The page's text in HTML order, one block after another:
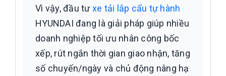
Vì vậy, đầu tưxe tải lắp cẩu tự hành
HYUNDAI đang là giải pháp giúp nhiều
doanh nghiệp tối ưu nhân công bốc
xếp, rút ngắn thời gian giao nhận, tăng
số chuyến/ngày và chủ động nâng hạ